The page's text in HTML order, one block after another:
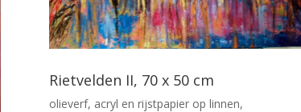
Rietvelden II, 70 x 50 cm
olieverf, acryl en rijstpapier op linnen,